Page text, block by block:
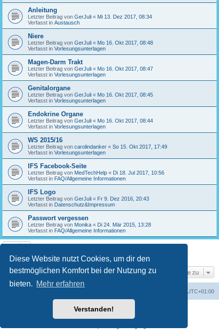
Diese Website nutzt Cookies, um dir den
bestmöglichen Komfort bei der Nutzung zu
bieten. Mehr erfahren
Verstanden!
Anleitung
Letzter Beitrag von GerJuli « Mi 13. Dez 2017, 08:34
Verfasst in Austausch
Niere
Letzter Beitrag von GerJuli « Mo 16. Okt 2017, 08:48
Verfasst in Vorlesungsunterlagen
Magen-Darm Trakt
Letzter Beitrag von GerJuli « Mo 16. Okt 2017, 08:47
Verfasst in Vorlesungsunterlagen
Genitalorgane
Letzter Beitrag von GerJuli « Mo 16. Okt 2017, 08:45
Verfasst in Vorlesungsunterlagen
Endokrine Organe
Letzter Beitrag von GerJuli « Mo 16. Okt 2017, 08:44
Verfasst in Vorlesungsunterlagen
WS 2015/16
Letzter Beitrag von carolindanker « So 15. Okt 2017, 17:49
Verfasst in Vorlesungsunterlagen
IFS Facebook-Seite
Letzter Beitrag von MedTechHelp « Di 18. Jul 2017, 10:56
Verfasst in FAQ/Allgemeine Informationen
IFS Logo
Letzter Beitrag von GerJuli « Fr 9. Dez 2016, 20:43
Verfasst in Datenschutz&Impressum
Passwort vergessen
Letzter Beitrag von Monika « Di 24. Mär 2015, 13:28
Verfasst in FAQ/Allgemeine Informationen
Die Suche ergab 17 Treffer • Seite 1 von
Gehe zu
UTC+01:00
Powered byphpBB® Forum Software © phpBB Limited
phpBB.de